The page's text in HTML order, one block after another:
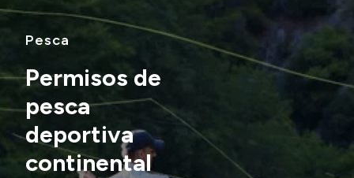
Delegaciones
Normativa
Transparencia
Presupuesto
Boletín Oficial
Pesca
Permisos de
pesca
deportiva
continental